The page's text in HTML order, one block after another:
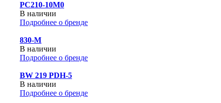
PC210-10M0
В наличии
Подробнее о бренде
830-М
В наличии
Подробнее о бренде
BW 219 PDH-5
В наличии
Подробнее о бренде